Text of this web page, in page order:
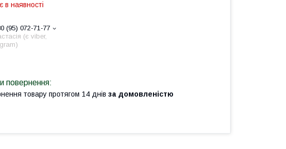
в наявності
(95) 072-71-77
(є viber,
товару протягом 14 днів за домовленістю